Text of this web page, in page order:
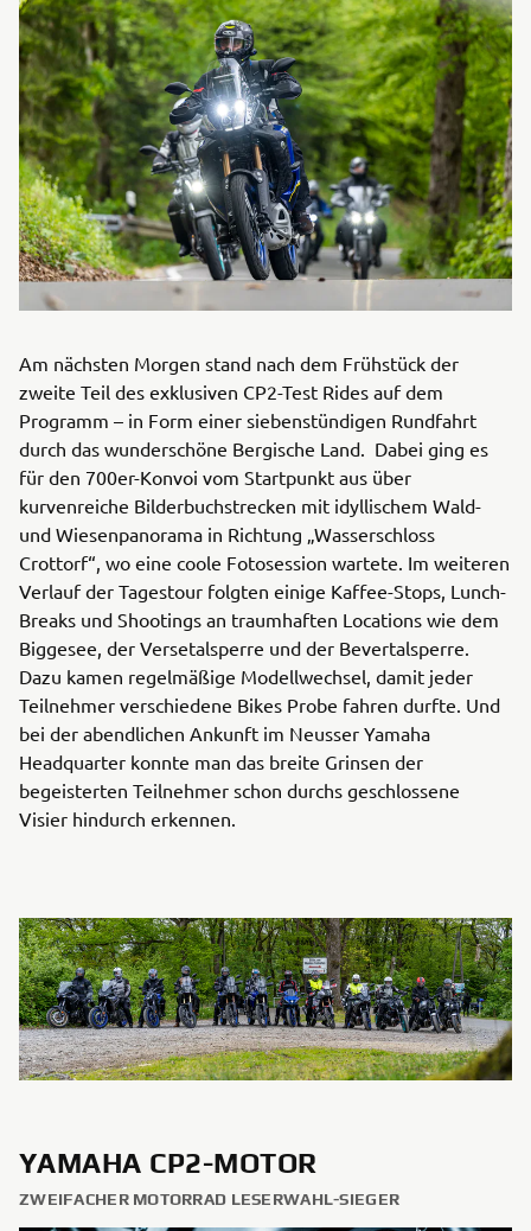
Am nächsten Morgen stand nach dem Frühstück der
zweite Teil des exklusiven CP2-Test Rides auf dem
Programm – in Form einer siebenstündigen Rundfahrt
durch das wunderschöne Bergische Land. Dabei ging es
für den 700er-Konvoi vom Startpunkt aus über
kurvenreiche Bilderbuchstrecken mit idyllischem Wald-
und Wiesenpanorama in Richtung „Wasserschloss
Crottorf“, wo eine coole Fotosession wartete. Im weiteren
Verlauf der Tagestour folgten einige Kaffee-Stops, Lunch-
Breaks und Shootings an traumhaften Locations wie dem
Biggesee, der Versetalsperre und der Bevertalsperre.
Dazu kamen regelmäßige Modellwechsel, damit jeder
Teilnehmer verschiedene Bikes Probe fahren durfte. Und
bei der abendlichen Ankunft im Neusser Yamaha
Headquarter konnte man das breite Grinsen der
begeisterten Teilnehmer schon durchs geschlossene
Visier hindurch erkennen.
YAMAHA CP2-MOTOR
ZWEIFACHER MOTORRAD LESERWAHL-SIEGER